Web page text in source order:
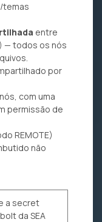
temas
entre
— todos os nós
por
com uma
permissão de
REMOTE)
não
a secret
da SEA